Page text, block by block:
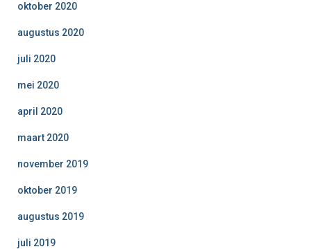
oktober 2020
augustus 2020
juli 2020
mei 2020
april 2020
maart 2020
november 2019
oktober 2019
augustus 2019
juli 2019